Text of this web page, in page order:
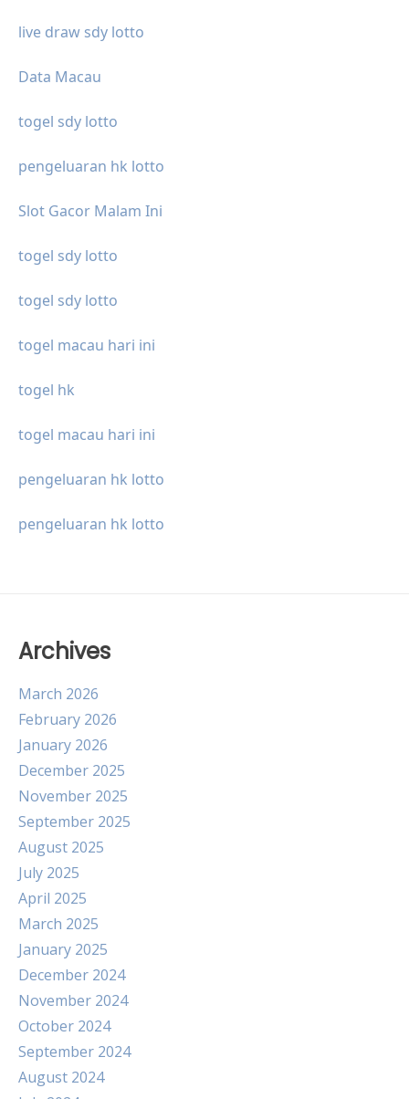
live draw sdy lotto
Data Macau
togel sdy lotto
pengeluaran hk lotto
Slot Gacor Malam Ini
togel sdy lotto
togel sdy lotto
togel macau hari ini
togel hk
togel macau hari ini
pengeluaran hk lotto
pengeluaran hk lotto
Archives
March 2026
February 2026
January 2026
December 2025
November 2025
September 2025
August 2025
July 2025
April 2025
March 2025
January 2025
December 2024
November 2024
October 2024
September 2024
August 2024